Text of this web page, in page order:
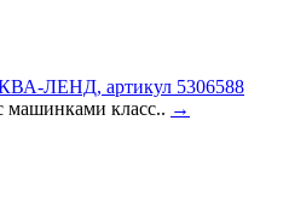
ЛЕНД, артикул 5306588
машинками класс.. →